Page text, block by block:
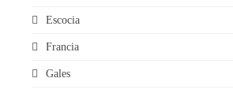
Escocia
Francia
Gales